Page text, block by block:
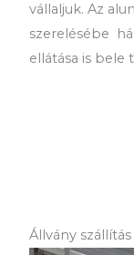
vállaljuk. Az
szerelésébe
ellátása is bele
Állvány